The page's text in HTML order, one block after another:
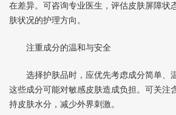
在差异。可咨询专业医生，评估皮肤屏障状
肤状况的护理方向。
注重成分的温和与安全
选择护肤品时，应优先考虑成分简单、
这些成分可能对敏感皮肤造成负担。可关注
持皮肤水分，减少外界刺激。